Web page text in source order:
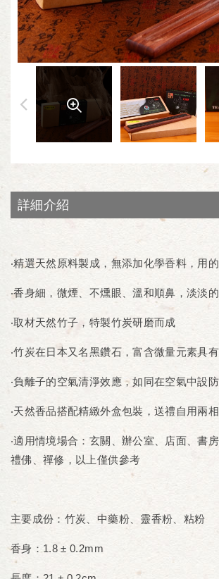
詳細介紹
‧精選天然原料製成，無添加化學香料，用
‧香身細，微煙、不燻眼、溫和順鼻，淡淡
‧取材天然竹子，特製竹炭研磨而成
‧竹炭在日本又名黑鑽石，富含微量元素具
‧負離子的空氣清淨效應，如同在空氣中設
‧天然香品搭配精緻外盒包裝，送禮自用兩
‧適用情境場合：玄關、辦公室、店面、書
禮佛、禪修，以上僅供參考
主要成份：竹炭、中藥粉、靈香粉、粘粉
香身：1.8 ± 0.2mm